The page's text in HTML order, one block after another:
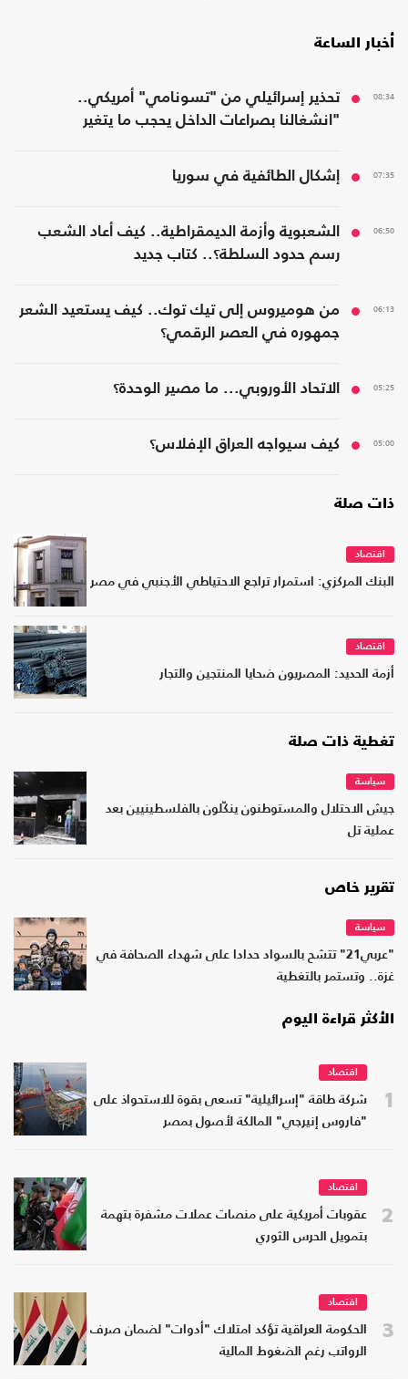
أخبار الساعة
08:34
تحذير إسرائيلي من "تسونامي" أمريكي..
"انشغالنا بصراعات الداخل يحجب ما يتغير
07:35 إشكال الطائفية في سوريا
06:50
الشعبوية وأزمة الديمقراطية.. كيف أعاد الشعب
رسم حدود السلطة؟.. كتاب جديد
06:13
من هوميروس إلى تيك توك.. كيف يستعيد الشعر
جمهوره في العصر الرقمي؟
05:25 الاتحاد الأوروبي... ما مصير الوحدة؟
05:00 كيف سيواجه العراق الإفلاس؟
ذات صلة
اقتصاد
البنك المركزي: استمرار تراجع الاحتياطي الأجنبي في مصر
اقتصاد
أزمة الحديد: المصريون ضحايا المنتجين والتجار
تغطية ذات صلة
سياسة
جيش الاحتلال والمستوطنون ينكّلون بالفلسطينيين بعد
عملية تل
تقرير خاص
سياسة
"عربي21" تتشح بالسواد حدادا على شهداء الصحافة في
غزة.. وتستمر بالتغطية
الأكثر قراءة اليوم
1
اقتصاد
شركة طاقة "إسرائيلية" تسعى بقوة للاستحواذ على
"فاروس إنيرجي" المالكة لأصول بمصر
2
اقتصاد
عقوبات أمريكية على منصات عملات مشفرة بتهمة
بتمويل الحرس الثوري
3
اقتصاد
الحكومة العراقية تؤكد امتلاك "أدوات" لضمان صرف
الرواتب رغم الضغوط المالية